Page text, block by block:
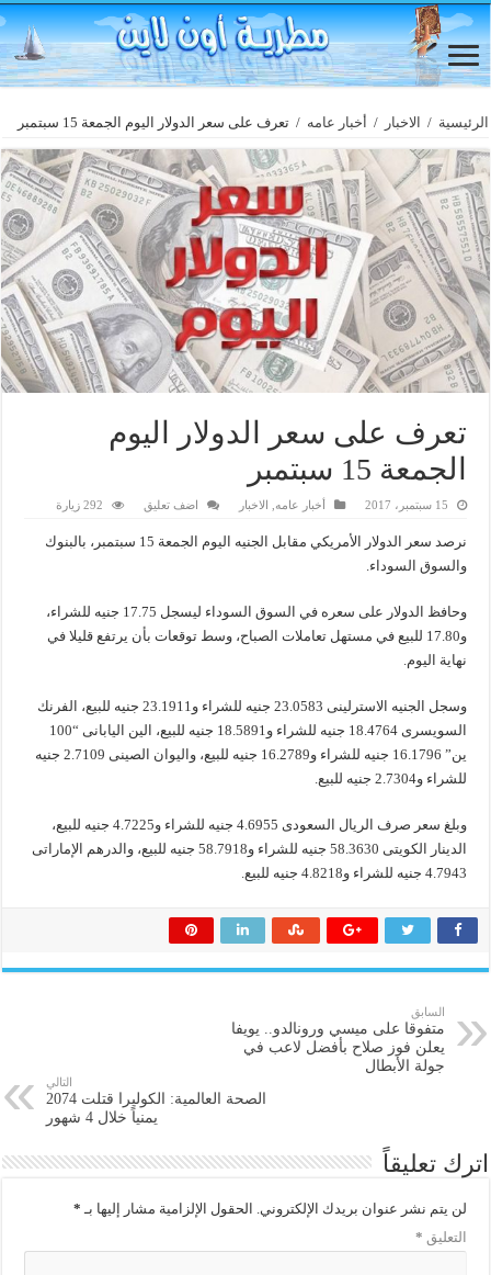
الرئيسية / الاخبار / أخبار عامه / تعرف على سعر الدولار اليوم الجمعة 15 سبتمبر
تعرف على سعر الدولار اليوم
الجمعة 15 سبتمبر
15 سبتمبر، 2017 أخبار عامه, الاخبار اضف تعليق 292 زيارة
نرصد سعر الدولار الأمريكي مقابل الجنيه اليوم الجمعة 15 سبتمبر، بالبنوك
والسوق السوداء.
وحافظ الدولار على سعره في السوق السوداء ليسجل 17.75 جنيه للشراء،
و17.80 للبيع في مستهل تعاملات الصباح، وسط توقعات بأن يرتفع قليلا في
نهاية اليوم.
وسجل الجنيه الاسترلينى 23.0583 جنيه للشراء و23.1911 جنيه للبيع، الفرنك
السويسرى 18.4764 جنيه للشراء و18.5891 جنيه للبيع، الين اليابانى “100
ين” 16.1796 جنيه للشراء و16.2789 جنيه للبيع، واليوان الصينى 2.7109 جنيه
للشراء و2.7304 جنيه للبيع.
وبلغ سعر صرف الريال السعودى 4.6955 جنيه للشراء و4.7225 جنيه للبيع،
الدينار الكويتى 58.3630 جنيه للشراء و58.7918 جنيه للبيع، والدرهم الإماراتى
4.7943 جنيه للشراء و4.8218 جنيه للبيع.
السابق
متفوقا على ميسي ورونالدو.. يويفا
يعلن فوز صلاح بأفضل لاعب في
جولة الأبطال
التالي
الصحة العالمية: الكوليرا قتلت 2074
يمنياً خلال 4 شهور
اترك تعليقاً
لن يتم نشر عنوان بريدك الإلكتروني. الحقول الإلزامية مشار إليها بـ *
التعليق *